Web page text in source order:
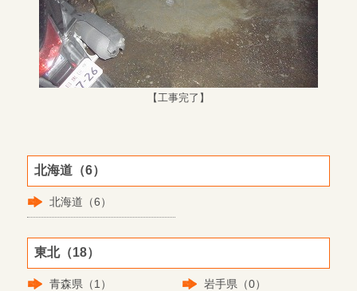
【工事完了】
北海道（6）
北海道（6）
東北（18）
青森県（1） 岩手県（0）